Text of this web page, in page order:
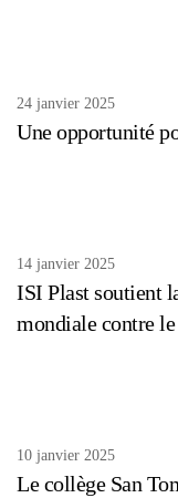
24 janvier 2025
Une opportunité
14 janvier 2025
ISI Plast soutient
mondiale contre le
10 janvier 2025
Le collège San